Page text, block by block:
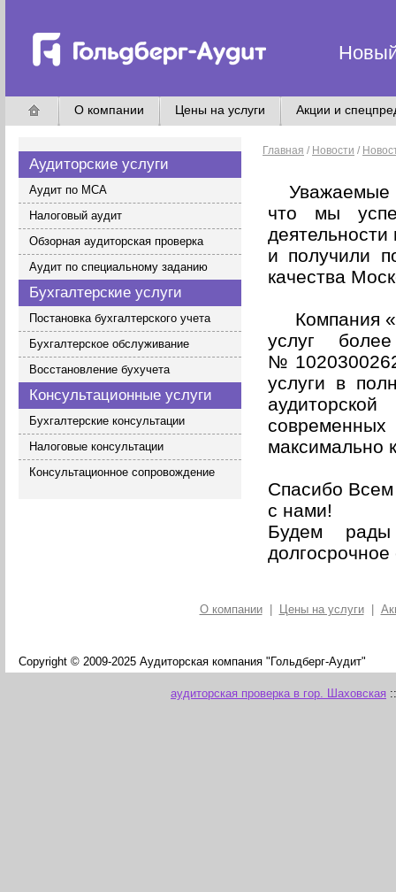
О компании Цены на услуги Акции и
Аудиторские услуги
Аудит по МСА
Налоговый аудит
Обзорная аудиторская проверка
Аудит по специальному заданию
Бухгалтерские услуги
Постановка бухгалтерского учета
Бухгалтерское обслуживание
Восстановление бухучета
Консультационные услуги
Бухгалтерские консультации
Налоговые консультации
Консультационное сопровождение
Главная / Новости /
Уважаемые
что мы
и получили
качества
Компания
услуг
услуги в
современных
максимально
Спасибо Всем
с нами!
Будем
долгосрочное
О компании Цены на услуги
Copyright © 2009-2025 Аудиторская компания "Гольдберг-Аудит"
аудиторская проверка в гор. Шаховская